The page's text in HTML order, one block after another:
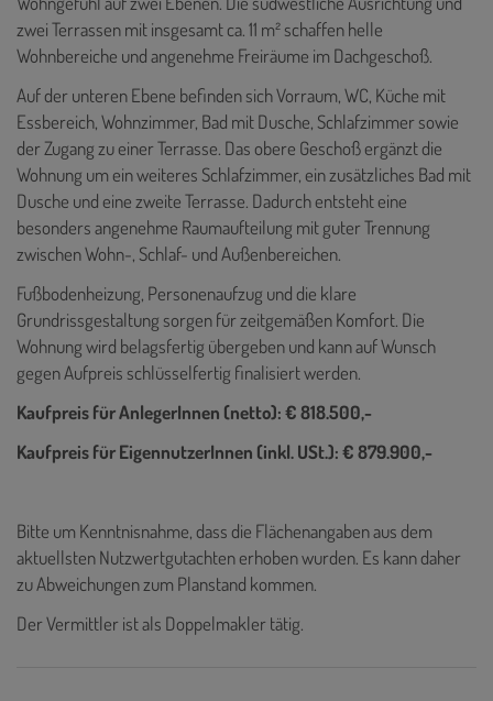
zwei Terrassen mit insgesamt ca. 11 m² schaffen helle
Wohnbereiche und angenehme Freiräume im Dachgeschoß.
Auf der unteren Ebene befinden sich Vorraum, WC, Küche mit
Essbereich, Wohnzimmer, Bad mit Dusche, Schlafzimmer sowie
der Zugang zu einer Terrasse. Das obere Geschoß ergänzt die
Wohnung um ein weiteres Schlafzimmer, ein zusätzliches Bad mit
Dusche und eine zweite Terrasse. Dadurch entsteht eine
besonders angenehme Raumaufteilung mit guter Trennung
zwischen Wohn-, Schlaf- und Außenbereichen.
Fußbodenheizung, Personenaufzug und die klare
Grundrissgestaltung sorgen für zeitgemäßen Komfort. Die
Wohnung wird belagsfertig übergeben und kann auf Wunsch
gegen Aufpreis schlüsselfertig finalisiert werden.
Kaufpreis für AnlegerInnen (netto): € 818.500,-
Kaufpreis für EigennutzerInnen (inkl. USt.): € 879.900,-
Bitte um Kenntnisnahme, dass die Flächenangaben aus dem
aktuellsten Nutzwertgutachten erhoben wurden. Es kann daher
zu Abweichungen zum Planstand kommen.
Der Vermittler ist als Doppelmakler tätig.